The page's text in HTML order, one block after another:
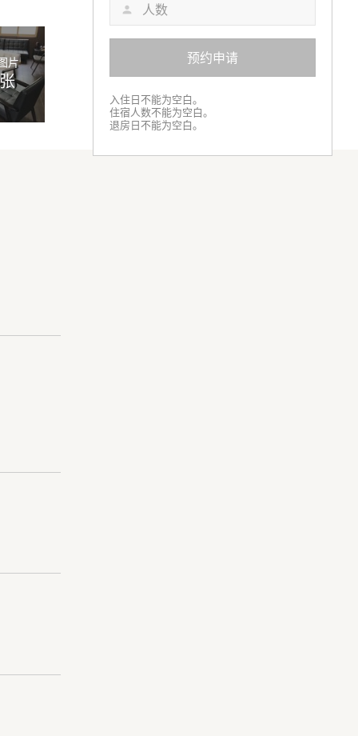
预约申请
入住日不能为空白。
住宿人数不能为空白。
退房日不能为空白。
片